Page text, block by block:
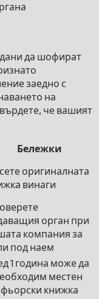
да шофират
заедно с
на
че вашият
Бележки
оригиналната
винаги
орган при
компания за
под наем
1 година може да
местен
книжка